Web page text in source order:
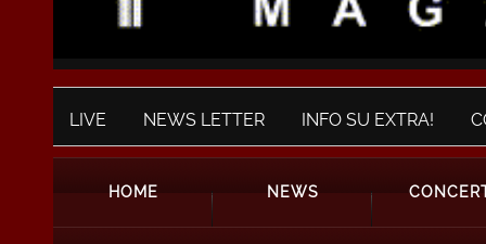
LIVE NEWS LETTER INFO SU EXTRA!
HOME NEWS